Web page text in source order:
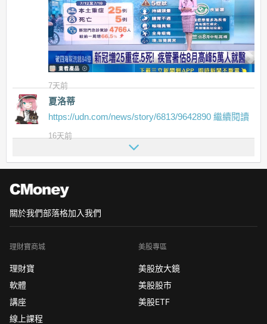
7天前
夏洛蒂
https://udn.com/news/story/6813/9642890 繼續閱讀
16天前
關於我們部落格加入我們
理財寶商城
理財寶
軟體
講座
線上課程
美股專區
美股放大鏡
美股股市
美股ETF